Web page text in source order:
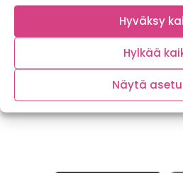
Hyväksy
Hylkää
Näytä
Avokadoranskalaiset
Nyt saavat karppaajatkin nauttia
valmistaa avokadoista! Nämä
oikeaoppisesti pehmeitä...